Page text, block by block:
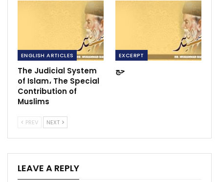
ENGLISH ARTICLES
The Judicial System
of Islam، The Special
Contribution of
Muslims
EXCERPT
حج
PREV NEXT
LEAVE A REPLY